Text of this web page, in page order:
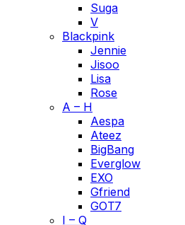
Suga
V
Blackpink
Jennie
Jisoo
Lisa
Rose
A – H
Aespa
Ateez
BigBang
Everglow
EXO
Gfriend
GOT7
I – Q